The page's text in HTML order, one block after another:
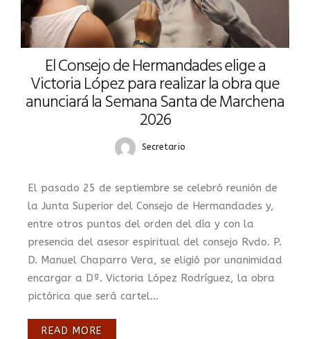
El Consejo de Hermandades elige a
Victoria López para realizar la obra que
anunciará la Semana Santa de Marchena
2026
Secretario
El pasado 25 de septiembre se celebró reunión de
la Junta Superior del Consejo de Hermandades y,
entre otros puntos del orden del día y con la
presencia del asesor espiritual del consejo Rvdo. P.
D. Manuel Chaparro Vera, se eligió por unanimidad
encargar a Dª. Victoria López Rodríguez, la obra
pictórica que será cartel...
READ MORE